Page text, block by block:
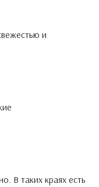
и
В таких краях есть